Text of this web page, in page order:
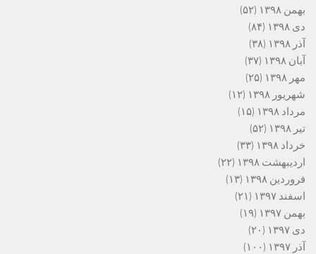
بهمن ۱۳۹۸
(۵۲)
دی ۱۳۹۸
(۸۴)
آذر ۱۳۹۸
(۳۸)
آبان ۱۳۹۸
(۳۷)
مهر ۱۳۹۸
(۲۵)
شهریور ۱۳۹۸
(۱۲)
مرداد ۱۳۹۸
(۱۵)
تیر ۱۳۹۸
(۵۲)
خرداد ۱۳۹۸
(۳۳)
اردیبهشت ۱۳۹۸
(۲۲)
فروردین ۱۳۹۸
(۱۳)
اسفند ۱۳۹۷
(۲۱)
بهمن ۱۳۹۷
(۱۹)
دی ۱۳۹۷
(۲۰)
آذر ۱۳۹۷
(۱۰۰)